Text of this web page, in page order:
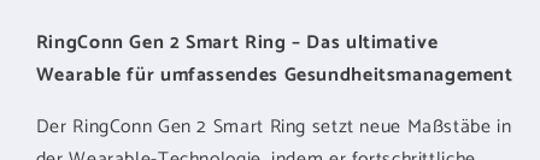
RingConn Gen 2 Smart Ring – Das ultimative
Wearable für umfassendes Gesundheitsmanagement
Der RingConn Gen 2 Smart Ring setzt neue Maßstäbe in